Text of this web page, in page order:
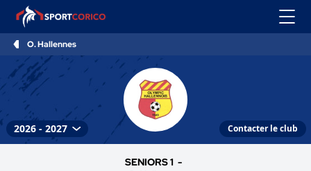
O. Hallennes
Contacter le club
SENIORS 1 -